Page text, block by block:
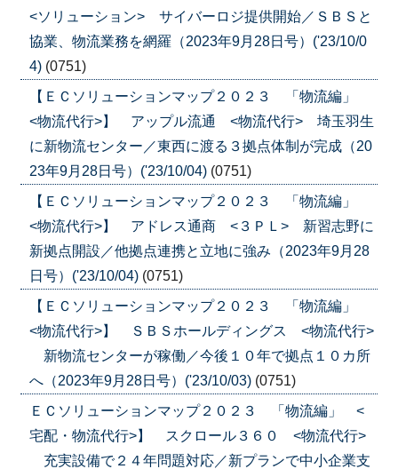
<ソリューション> サイバーロジ提供開始／ＳＢＳと
協業、物流業務を網羅（2023年9月28日号）('23/10/0
4) (0751)
【ＥＣソリューションマップ２０２３ 「物流編」
<物流代行>】 アップル流通 <物流代行> 埼玉羽生
に新物流センター／東西に渡る３拠点体制が完成（20
23年9月28日号）('23/10/04) (0751)
【ＥＣソリューションマップ２０２３ 「物流編」
<物流代行>】 アドレス通商 <３ＰＬ> 新習志野に
新拠点開設／他拠点連携と立地に強み（2023年9月28
日号）('23/10/04) (0751)
【ＥＣソリューションマップ２０２３ 「物流編」
<物流代行>】 ＳＢＳホールディングス <物流代行>
新物流センターが稼働／今後１０年で拠点１０カ所
へ（2023年9月28日号）('23/10/03) (0751)
ＥＣソリューションマップ２０２３ 「物流編」 <
宅配・物流代行>】 スクロール３６０ <物流代行>
充実設備で２４年問題対応／新プランで中小企業支